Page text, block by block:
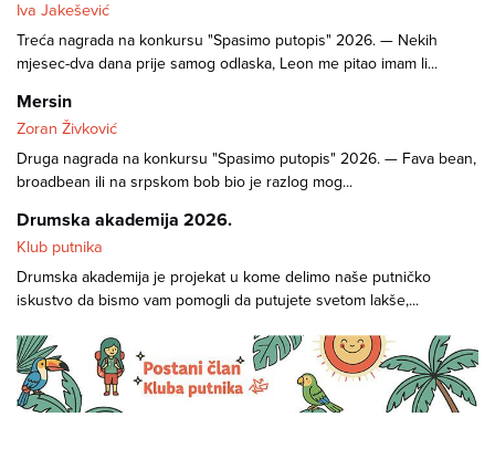
Iva Jakešević
Treća nagrada na konkursu "Spasimo putopis" 2026. — Nekih
mjesec-dva dana prije samog odlaska, Leon me pitao imam li...
Mersin
Zoran Živković
Druga nagrada na konkursu "Spasimo putopis" 2026. — Fava bean,
broadbean ili na srpskom bob bio je razlog mog...
Drumska akademija 2026.
Klub putnika
Drumska akademija je projekat u kome delimo naše putničko
iskustvo da bismo vam pomogli da putujete svetom lakše,...